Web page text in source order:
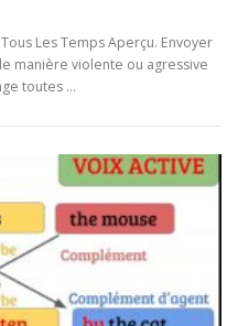
Les Temps Aperçu. Envoyer
manière violente ou agressive
toutes …